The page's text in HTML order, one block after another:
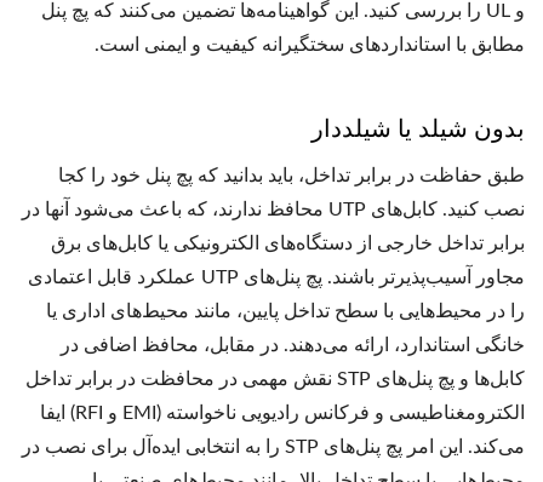
و UL را بررسی کنید. این گواهینامه‌ها تضمین می‌کنند که پچ پنل
مطابق با استانداردهای سختگیرانه کیفیت و ایمنی است.
بدون شیلد یا شیلددار
طبق حفاظت در برابر تداخل، باید بدانید که پچ پنل خود را کجا
نصب کنید. کابل‌های UTP محافظ ندارند، که باعث می‌شود آنها در
برابر تداخل خارجی از دستگاه‌های الکترونیکی یا کابل‌های برق
مجاور آسیب‌پذیرتر باشند. پچ پنل‌های UTP عملکرد قابل اعتمادی
را در محیط‌هایی با سطح تداخل پایین، مانند محیط‌های اداری یا
خانگی استاندارد، ارائه می‌دهند. در مقابل، محافظ اضافی در
کابل‌ها و پچ پنل‌های STP نقش مهمی در محافظت در برابر تداخل
الکترومغناطیسی و فرکانس رادیویی ناخواسته (EMI و RFI) ایفا
می‌کند. این امر پچ پنل‌های STP را به انتخابی ایده‌آل برای نصب در